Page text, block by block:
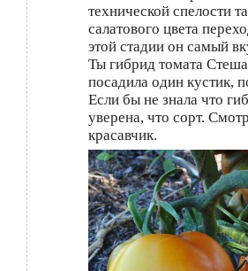
технической спелости
салатового цвета
этой стадии он самый
Ты гибрид томата
посадила один кустик,
Если бы не знала что
уверена, что сорт.
красавчик.